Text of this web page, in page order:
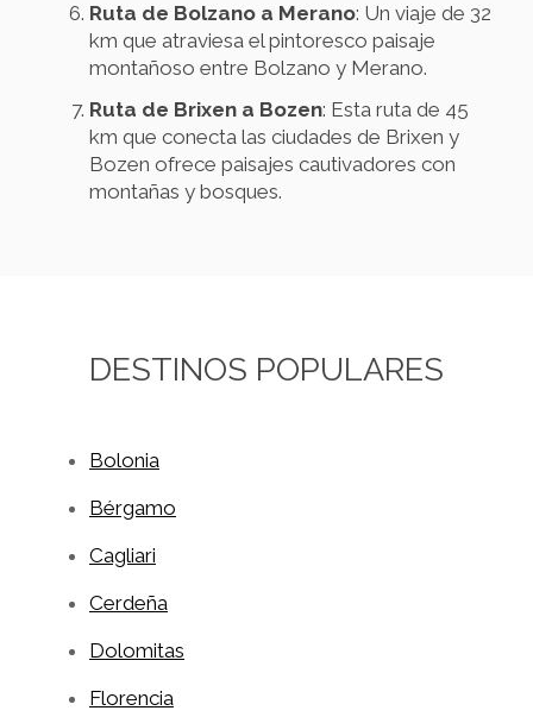
Ruta de Bolzano a Merano: Un viaje de 32
km que atraviesa el pintoresco paisaje
montañoso entre Bolzano y Merano.
Ruta de Brixen a Bozen: Esta ruta de 45
km que conecta las ciudades de Brixen y
Bozen ofrece paisajes cautivadores con
montañas y bosques.
DESTINOS POPULARES
Bolonia
Bérgamo
Cagliari
Cerdeña
Dolomitas
Florencia